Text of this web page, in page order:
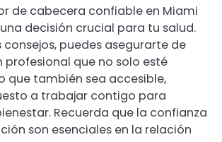
de cabecera confiable en Miami
una decisión crucial para tu salud.
consejos, puedes asegurarte de
profesional que no solo esté
que también sea accesible,
a trabajar contigo para
Recuerda que la confianza
son esenciales en la relación